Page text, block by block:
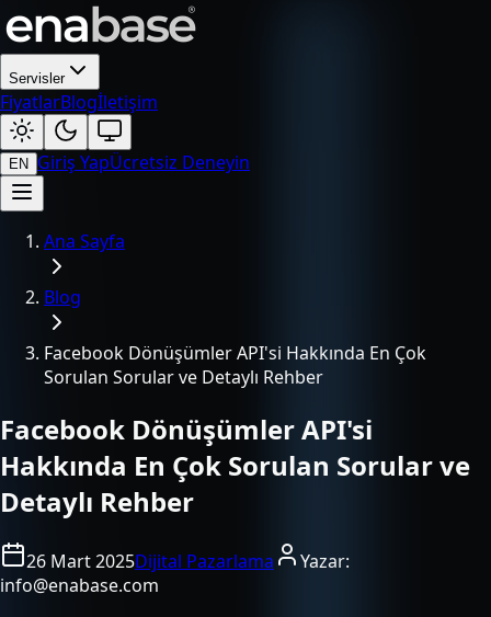
Servisler
FiyatlarBlogİletişim
EN Giriş YapÜcretsiz Deneyin
Ana Sayfa
Blog
Facebook Dönüşümler API'si Hakkında En Çok
Sorulan Sorular ve Detaylı Rehber
Facebook Dönüşümler API'si
Hakkında En Çok Sorulan Sorular ve
Detaylı Rehber
26 Mart 2025Dijital Pazarlama
Yazar:
info@enabase.com